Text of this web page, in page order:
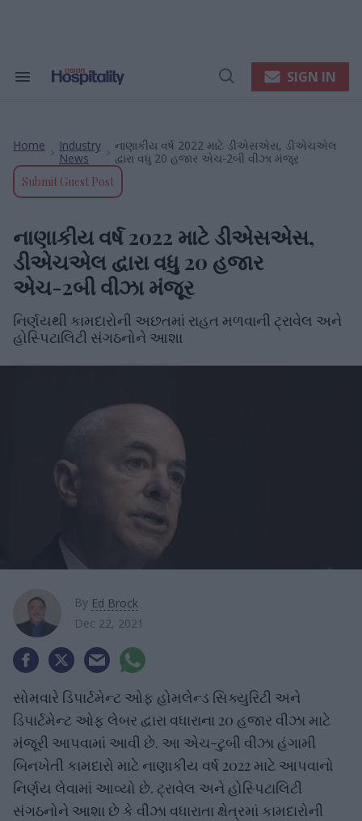
Search
Open
SIGN IN
Home
Industry
News
નાણાકીય વર્ષ 2022 માટે ડીએસએસ, ડીએચએલ
દ્વારા વધુ 20 હજાર એચ-2બી વીઝા મંજૂર
Submit Guest Post
નાણાકીય વર્ષ 2022 માટે ડીએસએસ,
ડીએચએલ દ્વારા વધુ 20 હજાર
એચ-2બી વીઝા મંજૂર
નિર્ણયથી કામદારોની અછતમાં રાહત મળવાની ટ્રાવેલ અને
હોસ્પિટાલિટી સંગઠનોને આશા
By Ed Brock
Dec 22, 2021
સોમવારે ડિપાર્ટમેન્ટ ઓફ હોમલેન્ડ સિક્યુરિટી અને
ડિપાર્ટમેન્ટ ઓફ લેબર દ્વારા વધારાના 20 હજાર વીઝા માટે
મંજૂરી આપવામાં આવી છે. આ એચ-ટુબી વીઝા હંગામી
બિનખેતી કામદારો માટે નાણાકીય વર્ષ 2022 માટે આપવાનો
નિર્ણય લેવામાં આવ્યો છે. ટ્રાવેલ અને હોસ્પિટાલિટી
સંગઠનોને આશા છે કે વીઝા વધારાતા ક્ષેત્રમાં કામદારોની